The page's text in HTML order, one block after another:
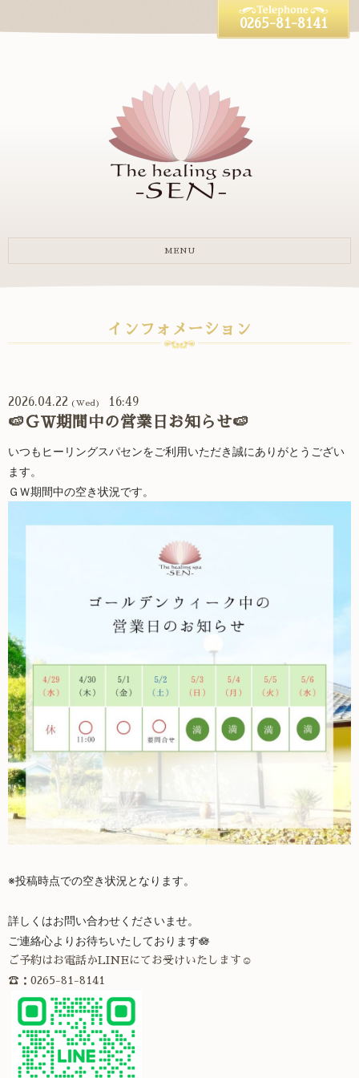
0265-81-8141
MENU
インフォメーション
2026.04.22 (Wed) 16:49
🍉ＧＷ期間中の営業日お知らせ🍉
いつもヒーリングスパセンをご利用いただき誠にありがとうござい
ます。
ＧＷ期間中の空き状況です。
※投稿時点での空き状況となります。
詳しくはお問い合わせくださいませ。
ご連絡心よりお待ちいたしております🪷
ご予約はお電話かLINEにてお受けいたします☺
☎：0265-81-8141